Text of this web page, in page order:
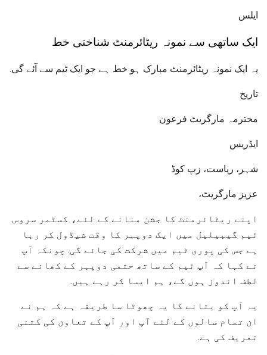
ایلس
ایک ساتھی سے نمونہ ریٹائرمنٹ شناختی خط
یہ ایک نمونہ ریٹائرمنٹ مبارک ہو خط ہے جو ایک ٹیم سے آئے گی.
تاریخ
محترمہ مارگریٹ فرعون
ایڈریس
شہر، ریاست، زپ کوڈ
عزیز مارگریٹ،
اپنے ریٹائرمنٹ کا جشن منانے کے لئے، کسٹمر سروس
ٹیم گیبیلیل میں ایک دوپہر کا وقت شیڈول کر رہا
ہے جس کی پوری ٹیم میں شرکت کی جائے گی. چونکہ آپ
نے کہا کہ آپ ٹیم کے ساتھ حتمی دوپہر کے کھانے سے
لطف اندوز ہوں گے، ہم ایسا کر رہے ہیں.
یہ آپ کو بتانے کا یہ چھوٹا سا طریقہ ہے کہ ہم نے
ان تمام سالوں کے لئے آپ اور آپ کے تعاون کی کتنی
تعریف کی ہے.